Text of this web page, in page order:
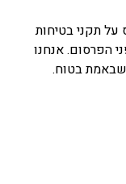
על תקני בטיחות
הפרסום. אנחנו
שבאמת בטוח.